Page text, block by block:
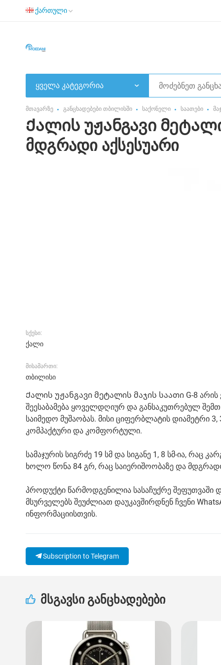
ქართული
ყველა კატეგორია
მთავარზე განცხადებები თბილისში საქონელი საათები
Ქალის უჟანგავი
მდგრადი აქსესუარი
სქესი:
ქალი
მისამართი:
თბილისი
Ქალის უჟანგავი მეტალის მაჯის საათი G-8
შეესაბამება ყოველდღიურ და განსაკუთრებულ
საიმედო მუშაობას. მისი ციფერბლატის დიამეტრი 3,
კომპაქტური და კომფორტული.
სამაჯურის სიგრძე 19 სმ და სიგანე 1, 8 სმ-ია, რაც
ხოლო წონა 84 გრ, რაც საიერიშოობაზე და
პროდუქტი წარმოდგენილია სასაჩუქრე შეფუთვაში
მსურველებს შეუძლიათ დაუკავშირდნენ ჩვენი
ინფორმაციისთვის.
Subscription to Telegram
მსგავსი განცხადებები